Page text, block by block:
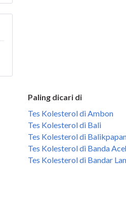
Paling dicari di
Tes Kolesterol di Ambon
Tes Kolesterol di Bali
Tes Kolesterol di
Tes Kolesterol di Banda
Tes Kolesterol di Bandar